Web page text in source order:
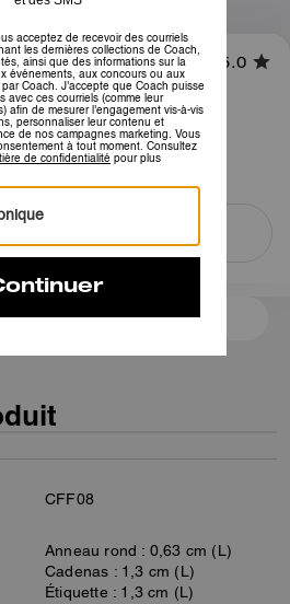
1/3
Perle 5.0
€ à 0 % d'intérêt avec
CFF08
Anneau rond : 0,63 cm (L)
Cadenas : 1,3 cm (L)
Étiquette : 1,3 cm (L)